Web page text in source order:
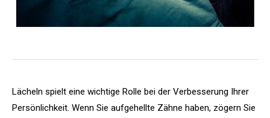
Lächeln spielt eine wichtige Rolle bei der Verbesserung Ihrer
Persönlichkeit. Wenn Sie aufgehellte Zähne haben, zögern Sie